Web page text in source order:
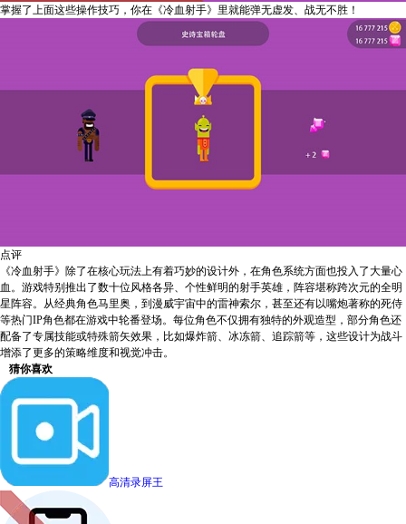
掌握了上面这些操作技巧，你在《冷血射手》里就能弹无虚发、战无不胜！
点评
《冷血射手》除了在核心玩法上有着巧妙的设计外，在角色系统方面也投入了大量心
血。游戏特别推出了数十位风格各异、个性鲜明的射手英雄，阵容堪称跨次元的全明
星阵容。从经典角色马里奥，到漫威宇宙中的雷神索尔，甚至还有以嘴炮著称的死侍
等热门IP角色都在游戏中轮番登场。每位角色不仅拥有独特的外观造型，部分角色还
配备了专属技能或特殊箭矢效果，比如爆炸箭、冰冻箭、追踪箭等，这些设计为战斗
增添了更多的策略维度和视觉冲击。
猜你喜欢
高清录屏王